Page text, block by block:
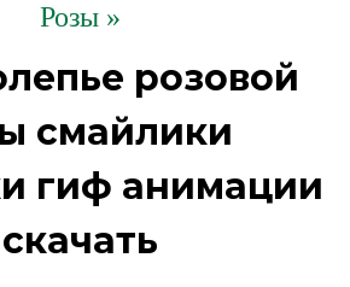
Розы »
розовой
смайлики
гиф анимации
скачать